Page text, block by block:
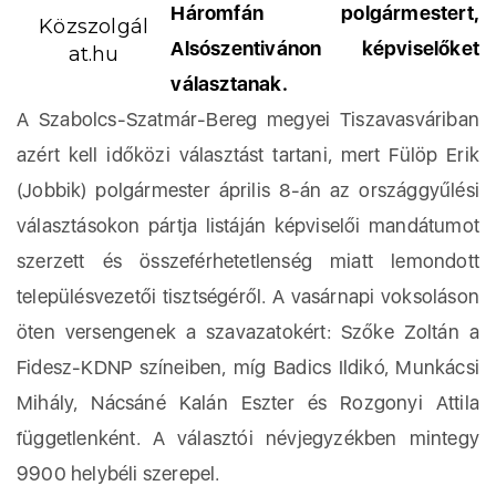
Közszolgál
at.hu
Háromfán polgármestert,
Alsószentivánon képviselőket
választanak.
A Szabolcs-Szatmár-Bereg megyei Tiszavasváriban
azért kell időközi választást tartani, mert Fülöp Erik
(Jobbik) polgármester április 8-án az országgyűlési
választásokon pártja listáján képviselői mandátumot
szerzett és összeférhetetlenség miatt lemondott
településvezetői tisztségéről. A vasárnapi voksoláson
öten versengenek a szavazatokért: Szőke Zoltán a
Fidesz-KDNP színeiben, míg Badics Ildikó, Munkácsi
Mihály, Nácsáné Kalán Eszter és Rozgonyi Attila
függetlenként. A választói névjegyzékben mintegy
9900 helybéli szerepel.